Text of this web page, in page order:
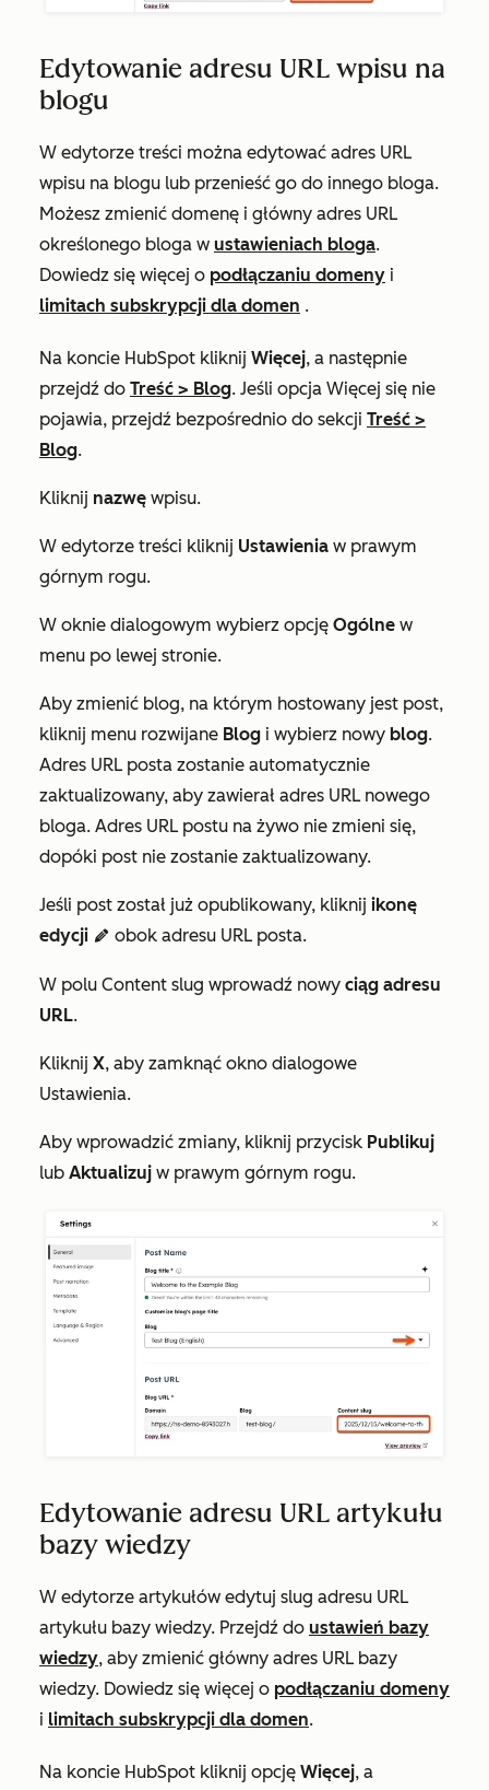
Edytowanie adresu URL wpisu na
blogu
W edytorze treści można edytować adres URL
wpisu na blogu lub przenieść go do innego bloga.
Możesz zmienić domenę i główny adres URL
określonego bloga w ustawieniach bloga.
Dowiedz się więcej o podłączaniu domeny i
limitach subskrypcji dla domen .
Na koncie HubSpot kliknij Więcej, a następnie
przejdź do Treść > Blog. Jeśli opcja Więcej się nie
pojawia, przejdź bezpośrednio do sekcji Treść >
Blog.
Kliknij nazwę wpisu.
W edytorze treści kliknij Ustawienia w prawym
górnym rogu.
W oknie dialogowym wybierz opcję Ogólne w
menu po lewej stronie.
Aby zmienić blog, na którym hostowany jest post,
kliknij menu rozwijane Blog i wybierz nowy blog.
Adres URL posta zostanie automatycznie
zaktualizowany, aby zawierał adres URL nowego
bloga. Adres URL postu na żywo nie zmieni się,
dopóki post nie zostanie zaktualizowany.
Jeśli post został już opublikowany, kliknij ikonę
edycji edit obok adresu URL posta.
W polu Content slug wprowadź nowy ciąg adresu
URL.
Kliknij X, aby zamknąć okno dialogowe
Ustawienia.
Aby wprowadzić zmiany, kliknij przycisk Publikuj
lub Aktualizuj w prawym górnym rogu.
Edytowanie adresu URL artykułu
bazy wiedzy
W edytorze artykułów edytuj slug adresu URL
artykułu bazy wiedzy. Przejdź do ustawień bazy
wiedzy, aby zmienić główny adres URL bazy
wiedzy. Dowiedz się więcej o podłączaniu domeny
i limitach subskrypcji dla domen.
Na koncie HubSpot kliknij opcję Więcej, a